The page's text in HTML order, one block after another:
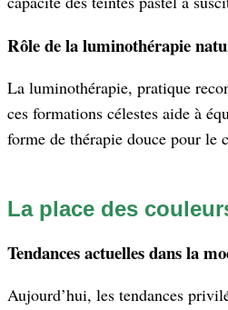
Rôle de la luminothérapie
La luminothérapie, pratique
ces formations célestes aide à
forme de thérapie douce pour le
La place des
Tendances actuelles dans la
Aujourd’hui, les tendances